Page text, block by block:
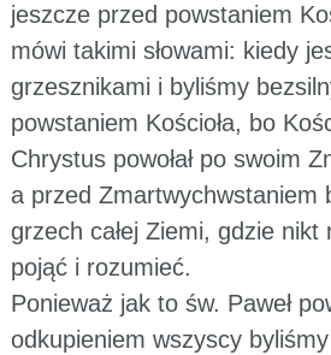
jeszcze przed powstaniem
mówi takimi słowami: kiedy
grzesznikami i byliśmy
powstaniem Kościoła, bo
Chrystus powołał po swoim
a przed Zmartwychwstaniem
grzech całej Ziemi, gdzie nikt
pojąć i rozumieć.
Ponieważ jak to św. Paweł
odkupieniem wszyscy